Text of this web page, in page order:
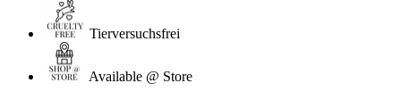
Tierversuchsfrei
Available @ Store